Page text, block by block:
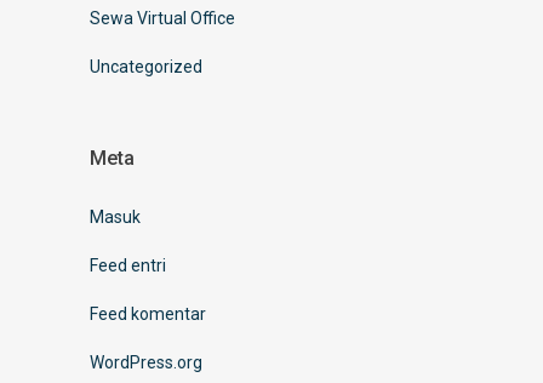
Sewa Virtual Office
Uncategorized
Meta
Masuk
Feed entri
Feed komentar
WordPress.org